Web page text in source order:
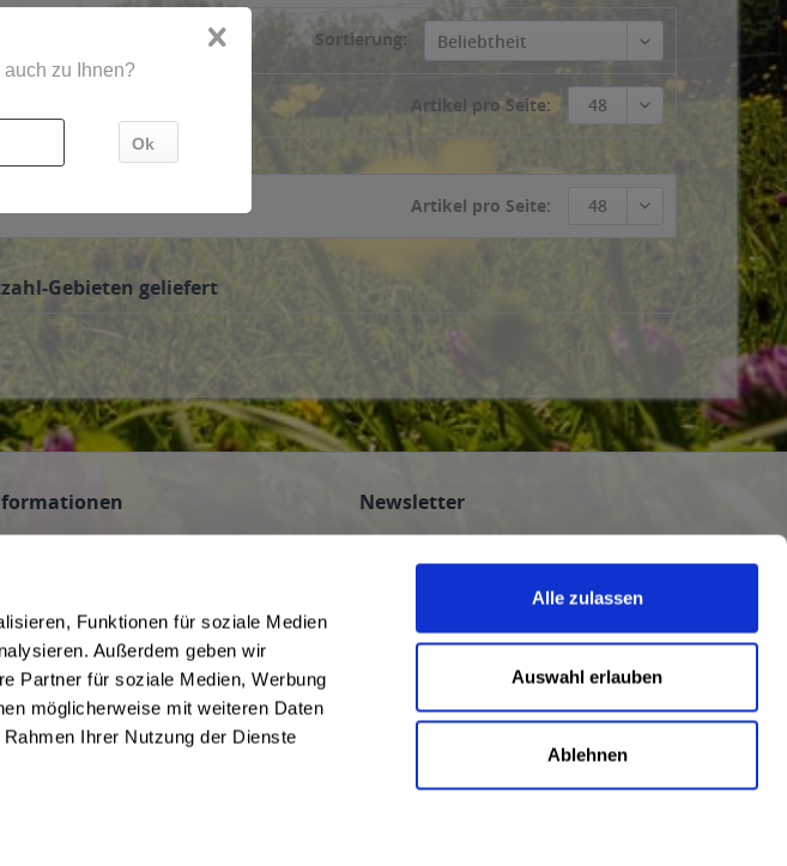
Funktionen für soziale Medien
Außerdem geben wir
Partner für soziale Medien, Werbung
möglicherweise mit weiteren Daten
Ihrer Nutzung der Dienste
Alle zulassen
Auswahl erlauben
Ablehnen
Sortierung: Beliebtheit
Artikel pro Seite: 48
Artikel pro Seite: 48
Gebieten geliefert
des Lieferanten
des Lieferanten
und Zahlungsbedingungen
Newsletter
Abonnieren Sie den kostenlosen
getraenkedienst.com-Newsletter und
verpassen Sie keine Neuigkeit oder Aktion.